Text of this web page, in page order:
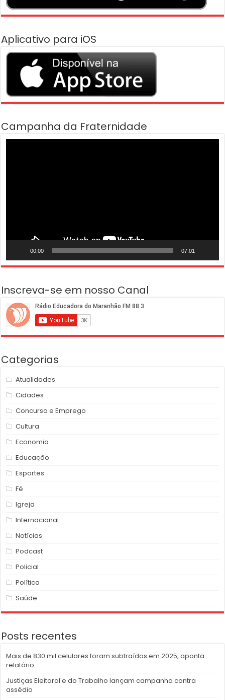
Aplicativo para iOS
Campanha da Fraternidade
00:00 07:01
Inscreva-se em nosso Canal
Categorias
Atualidades
Cidades
Concurso e Emprego
Cultura
Economia
Educação
Esportes
Fé
Igreja
Internacional
Notícias
Podcast
Policial
Política
Saúde
Posts recentes
Mais de 830 mil celulares foram subtraídos em 2025, aponta
relatório
Justiças Eleitoral e do Trabalho lançam campanha contra
assédio